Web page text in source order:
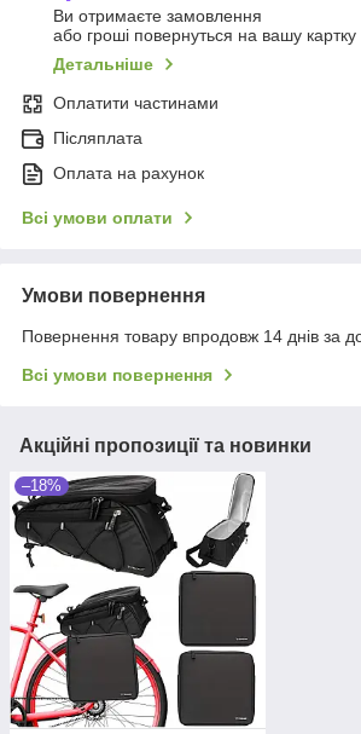
Ви отримаєте замовлення
або гроші повернуться на вашу картку
Детальніше
Оплатити частинами
Післяплата
Оплата на рахунок
Всі умови оплати
Умови повернення
Повернення товару впродовж 14 днів за
Всі умови повернення
Акційні пропозиції та новинки
–18%